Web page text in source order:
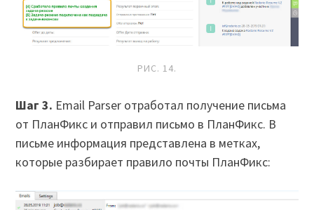
РИС. 14.
Шаг 3. Email Parser отработал получение письма
от ПланФикс и отправил письмо в ПланФикс. В
письме информация представлена в метках,
которые разбирает правило почты ПланФикс: